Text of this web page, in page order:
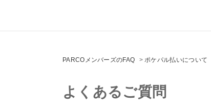
PARCOメンバーズのFAQ >ポケパル払いについて
よくあるご質問